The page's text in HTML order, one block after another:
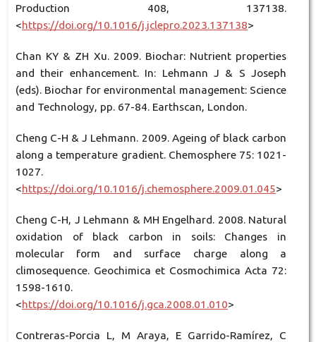
Production 408, 137138.
<https://doi.org/10.1016/j.jclepro.2023.137138>
Chan KY & ZH Xu. 2009. Biochar: Nutrient properties
and their enhancement. In: Lehmann J & S Joseph
(eds). Biochar for environmental management: Science
and Technology, pp. 67-84. Earthscan, London.
Cheng C-H & J Lehmann. 2009. Ageing of black carbon
along a temperature gradient. Chemosphere 75: 1021-
1027.
<https://doi.org/10.1016/j.chemosphere.2009.01.045>
Cheng C-H, J Lehmann & MH Engelhard. 2008. Natural
oxidation of black carbon in soils: Changes in
molecular form and surface charge along a
climosequence. Geochimica et Cosmochimica Acta 72:
1598-1610.
<https://doi.org/10.1016/j.gca.2008.01.010>
Contreras-Porcia L, M Araya, E Garrido-Ramírez, C